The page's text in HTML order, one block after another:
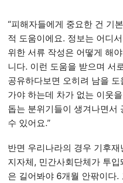
“피해자들에게 중요한 건 기
적 도움이에요. 정보는 어디
위한 서류 작성은 어떻게 해
니다. 이런 도움을 받으며 서
공유하다보면 오히려 남을
가야 하는데 차가 없는 이웃
돕는 분위기들이 생겨나면서
수 있어요.”
반면 우리나라의 경우 기후재
지자체, 민간사회단체가 투
은 길어봐야 6개월 안팎이다.